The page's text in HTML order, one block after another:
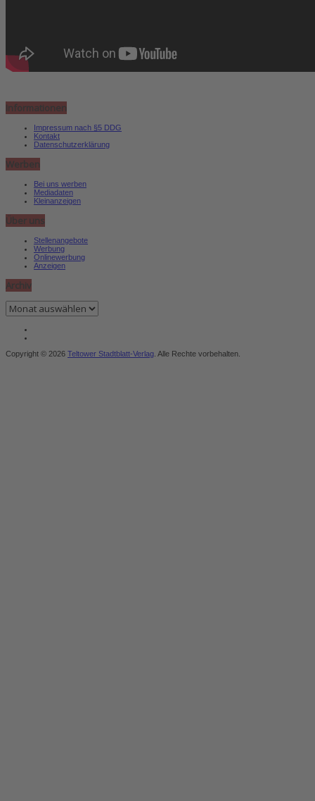
Informationen
Impressum nach §5 DDG
Kontakt
Datenschutzerklärung
Werben
Bei uns werben
Mediadaten
Kleinanzeigen
Über uns
Stellenangebote
Werbung
Onlinewerbung
Anzeigen
Archiv
Archiv
Copyright © 2026 Teltower Stadtblatt-Verlag . Alle Rechte vorbehalten.